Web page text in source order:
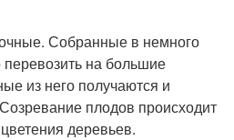
Собранные в немного
на большие
из него получаются и
плодов происходит
деревьев.